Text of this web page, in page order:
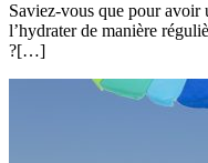
Saviez-vous que pour avoir
l’hydrater de manière
?[…]